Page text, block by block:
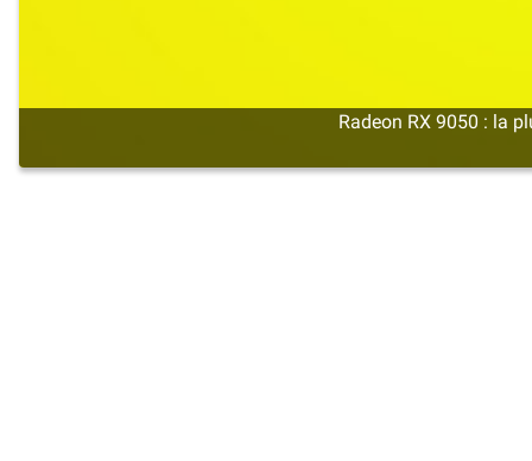
Radeon RX 9050 : la